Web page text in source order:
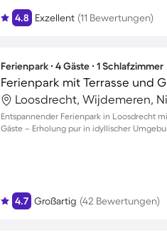
4.8 Exzellent (11 Bewertungen)
Ferienpark ∙ 4 Gäste ∙ 1 Schlafzimmer
Ferienpark mit Terrasse und
Loosdrecht, Wijdemeren,
Entspannender Ferienpark in Loosdrecht
Gäste – Erholung pur in idyllischer
4.7 Großartig (42 Bewertungen)